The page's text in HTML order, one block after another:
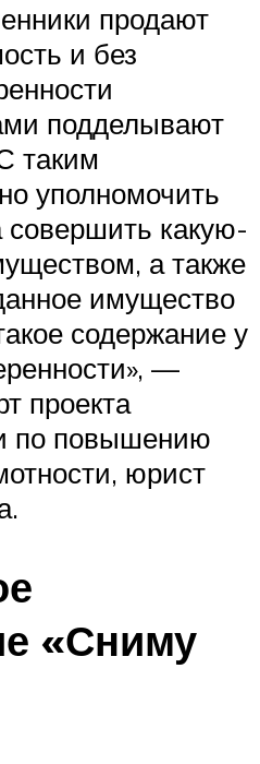
продают
и без
подделывают
таким
уполномочить
совершить какую-
а также
имущество
содержание у
—
проекта
по повышению
юрист
«Сниму